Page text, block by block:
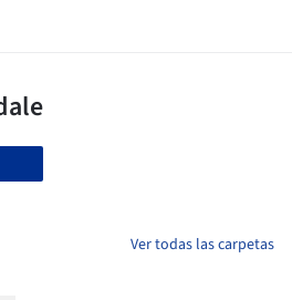
Ver todas las carpetas